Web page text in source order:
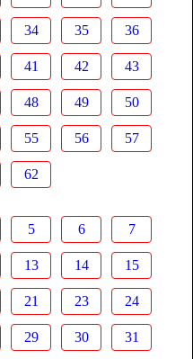
34 35 36
41 42 43
48 49 50
55 56 57
62
5 6 7
13 14 15
21 23 24
29 30 31